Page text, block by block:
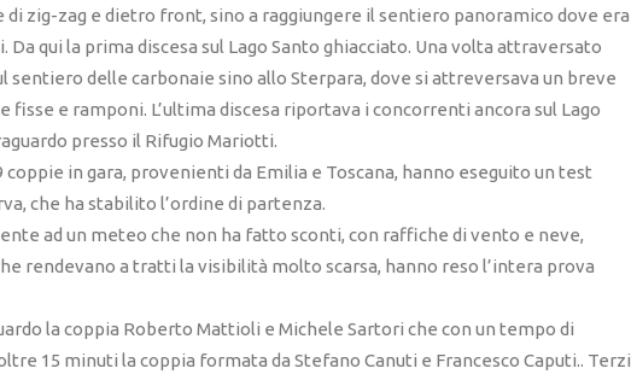
di zig-zag e dietro front, sino a raggiungere il sentiero panoramico dove era
qui la prima discesa sul Lago Santo ghiacciato. Una volta attraversato
sentiero delle carbonaie sino allo Sterpara, dove si attreversava un breve
e ramponi. L’ultima discesa riportava i concorrenti ancora sul Lago
presso il Rifugio Mariotti.
coppie in gara, provenienti da Emilia e Toscana, hanno eseguito un test
che ha stabilito l’ordine di partenza.
ad un meteo che non ha fatto sconti, con raffiche di vento e neve,
rendevano a tratti la visibilità molto scarsa, hanno reso l’intera prova
la coppia Roberto Mattioli e Michele Sartori che con un tempo di
15 minuti la coppia formata da Stefano Canuti e Francesco Caputi.. Terzi